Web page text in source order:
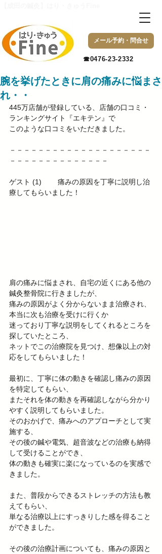
メール予約・問合せ
​☎0476-23-2332
腕を挙げたときに肩の痛みに悩まさ
れ・・
445万店舗が登録している、店舗の口コミ・
ランキングサイト『エキテン』で
このような口コミをいただきました。
－－－－－－－－－－－－－－－－－－－－
－－－－－－－－－－－－－－
ゲスト (1) 　　痛みの原因を丁寧に説明し治
療してもらいました！
肩の痛みに悩まされ、自宅の近くにある他の
鍼灸整骨院に行きましたが、
痛みの原因がよく分からないまま治療され、
本当に次も治療を受けに行くか
迷っており丁寧な説明をしてくれるところを
探していたところ、
ネットでこの治療院を見つけ、想像以上の対
応をしてもらいました！
最初に、丁寧に体の動きを確認し痛みの原因
を特定してもらい、
またそれを体の動きを再確認しながら分かり
やすく説明してもらいました。
そのおかげで、痛みへのアプローチとして実
施する、
その後の鍼や電気、超音波などの治療も納得
して受けることができ、
体の動きも確実に楽になっているのを実感で
きました。
また、普段からできるストレッチの方法も教
えてもらい、
単なる治療以上にすっきりした感を得ること
ができました。
その後の治療計画についても、痛みの原因と